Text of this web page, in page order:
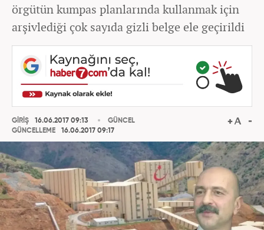
örgütün kumpas planlarında kullanmak için
arşivlediği çok sayıda gizli belge ele geçirildi
GİRİŞ
16.06.2017 09:13
GÜNCELLEME
16.06.2017 09:17
GÜNCEL